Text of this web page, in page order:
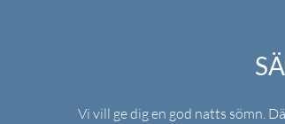
Vi vill ge dig en god natts sömn.